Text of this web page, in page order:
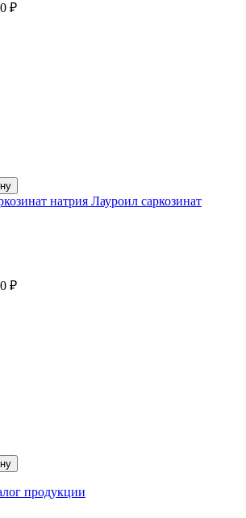
₽
Лауроил саркозинат
₽
продукции